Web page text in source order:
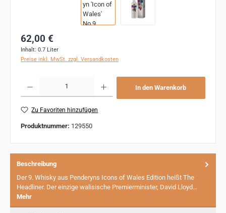
Regulärer Preis:
62,00 €
Inhalt: 0.7 Liter
Preise inkl. MwSt. zzgl. Versandkosten
In den Warenkorb
Zu Favoriten hinzufügen
Produktnummer: 129550
Beschreibung
Der 9. Whisky aus Penderyns Icons of Wales Edition heißt The
Headliner. Der einzige walisische Premierminister, David Lloyd…
Mehr